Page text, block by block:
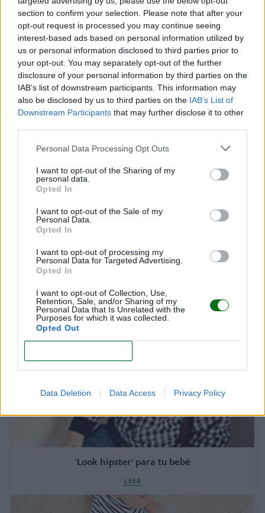
section to confirm your selection. Please note that after your
opt-out request is processed you may continue seeing
interest-based ads based on personal information utilized by
us or personal information disclosed to third parties prior to
your opt-out. You may separately opt-out of the further
disclosure of your personal information by third parties on the
IAB’s list of downstream participants. This information may
also be disclosed by us to third parties on the IAB’s List of
Downstream Participants that may further disclose it to other
Personal Data Processing Opt Outs
I want to opt-out of the Sharing of my
personal data.
Opted In
I want to opt-out of the Sale of my
Personal Data.
Opted In
I want to opt-out of processing my
Personal Data for Targeted Advertising.
Opted In
I want to opt-out of Collection, Use,
Retention, Sale, and/or Sharing of my
Personal Data that Is Unrelated with the
Purposes for which it was collected.
Opted Out
Data Deletion Data Access Privacy Policy
Mantas de actividades para bebé: sus beneficios
LEER
LEER
'Look hipster' para tu bebé
LEER